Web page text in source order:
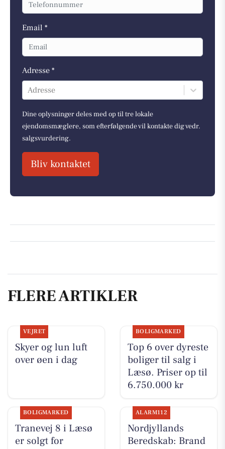
Email *
Adresse *
Adresse
Dine oplysninger deles med op til tre lokale
ejendomsmæglere, som efterfølgende vil kontakte dig vedr.
salgsvurdering.
Bliv kontaktet
FLERE ARTIKLER
VEJRET
Skyer og lun luft
over øen i dag
BOLIGMARKED
Top 6 over dyreste
boliger til salg i
Læsø. Priser op til
6.750.000 kr
BOLIGMARKED
Tranevej 8 i Læsø
er solgt for
ALARM112
Nordjyllands
Beredskab: Brand